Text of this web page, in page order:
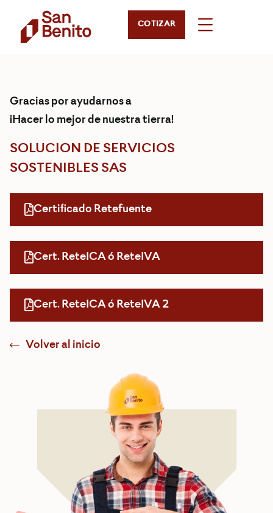
COTIZAR
Gracias por ayudarnos a
¡Hacer lo mejor de nuestra tierra!
SOLUCION DE SERVICIOS
SOSTENIBLES SAS
Certificado Retefuente
Cert. ReteICA ó ReteIVA
Cert. ReteICA ó ReteIVA 2
Volver al inicio